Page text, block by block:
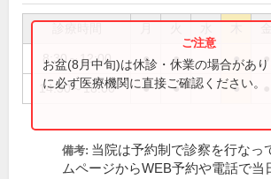
8:30～12:00 ● ● ● ●
14:30～18:00 ● ● ●
お盆(8月中旬)は休診・休業の場合があ
に必ず医療機関に直接ご確認ください。
備考: 当院は予約制で診察を行なっ
ムページからWEB予約や電話で当